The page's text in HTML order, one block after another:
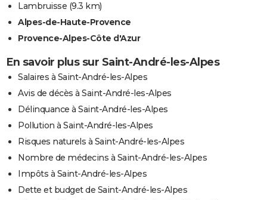
Lambruisse (9.3 km)
Alpes-de-Haute-Provence
Provence-Alpes-Côte d'Azur
En savoir plus sur Saint-André-les-Alpes
Salaires à Saint-André-les-Alpes
Avis de décès à Saint-André-les-Alpes
Délinquance à Saint-André-les-Alpes
Pollution à Saint-André-les-Alpes
Risques naturels à Saint-André-les-Alpes
Nombre de médecins à Saint-André-les-Alpes
Impôts à Saint-André-les-Alpes
Dette et budget de Saint-André-les-Alpes